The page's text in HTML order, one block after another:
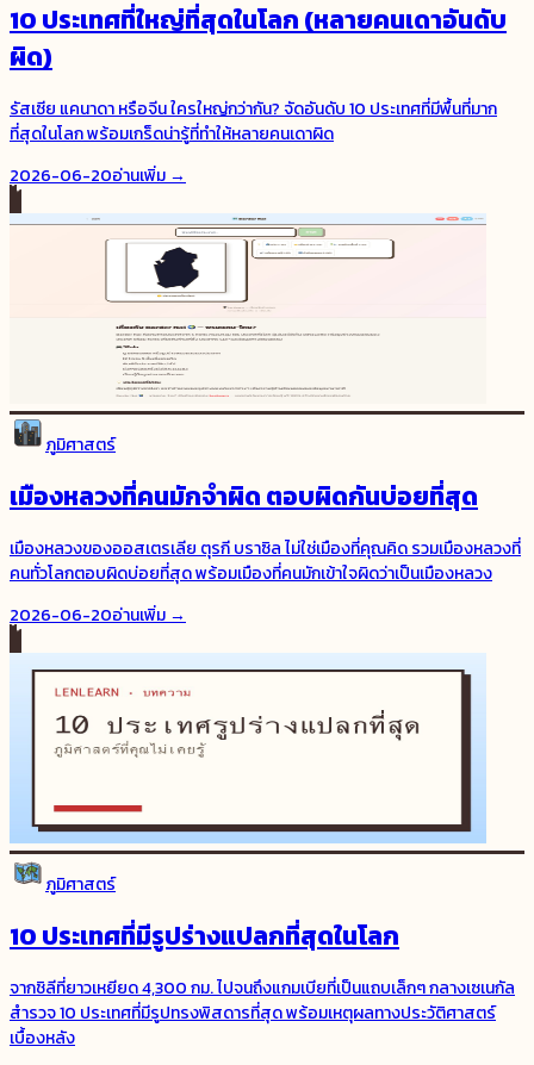
10 ประเทศที่ใหญ่ที่สุดในโลก (หลายคนเดาอันดับ
ผิด)
รัสเซีย แคนาดา หรือจีน ใครใหญ่กว่ากัน? จัดอันดับ 10 ประเทศที่มีพื้นที่มาก
ที่สุดในโลก พร้อมเกร็ดน่ารู้ที่ทำให้หลายคนเดาผิด
2026-06-20อ่านเพิ่ม →
ภูมิศาสตร์
เมืองหลวงที่คนมักจำผิด ตอบผิดกันบ่อยที่สุด
เมืองหลวงของออสเตรเลีย ตุรกี บราซิล ไม่ใช่เมืองที่คุณคิด รวมเมืองหลวงที่
คนทั่วโลกตอบผิดบ่อยที่สุด พร้อมเมืองที่คนมักเข้าใจผิดว่าเป็นเมืองหลวง
2026-06-20อ่านเพิ่ม →
ภูมิศาสตร์
10 ประเทศที่มีรูปร่างแปลกที่สุดในโลก
จากชิลีที่ยาวเหยียด 4,300 กม. ไปจนถึงแกมเบียที่เป็นแถบเล็กๆ กลางเซเนกัล
สำรวจ 10 ประเทศที่มีรูปทรงพิสดารที่สุด พร้อมเหตุผลทางประวัติศาสตร์
เบื้องหลัง